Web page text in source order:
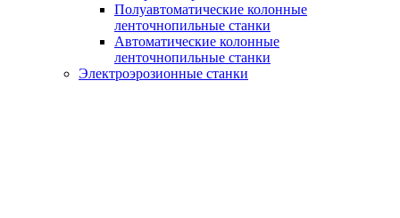
Полуавтоматические колонные
ленточнопильные станки
Автоматические колонные
ленточнопильные станки
Электроэрозионные станки